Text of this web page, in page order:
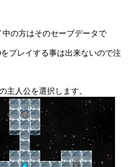
の方はそのセーブデータで
プレイする事は出来ないので注
主人公を選択します。